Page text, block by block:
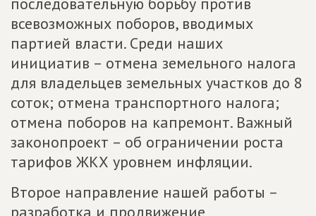
всевозможных поборов, вводимых
партией власти. Среди наших
инициатив – отмена земельного налога
для владельцев земельных участков до 8
соток; отмена транспортного налога;
отмена поборов на капремонт. Важный
законопроект – об ограничении роста
тарифов ЖКХ уровнем инфляции.
Второе направление нашей работы –
разработка и продвижение